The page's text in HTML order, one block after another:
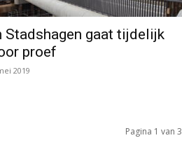
Stadshagen gaat tijdelijk
proef
2019
Pagina 1 van 3